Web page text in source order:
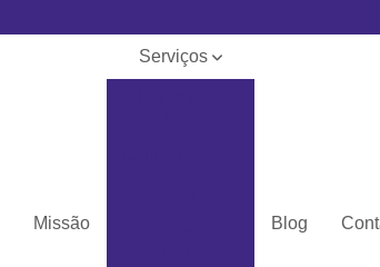
Missão
Serviços
Blog